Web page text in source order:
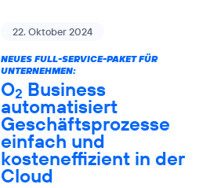
22. Oktober 2024
NEUES FULL-SERVICE-PAKET FÜR
UNTERNEHMEN:
O2 Business
automatisiert
Geschäftsprozesse
einfach und
kosteneffizient in der
Cloud